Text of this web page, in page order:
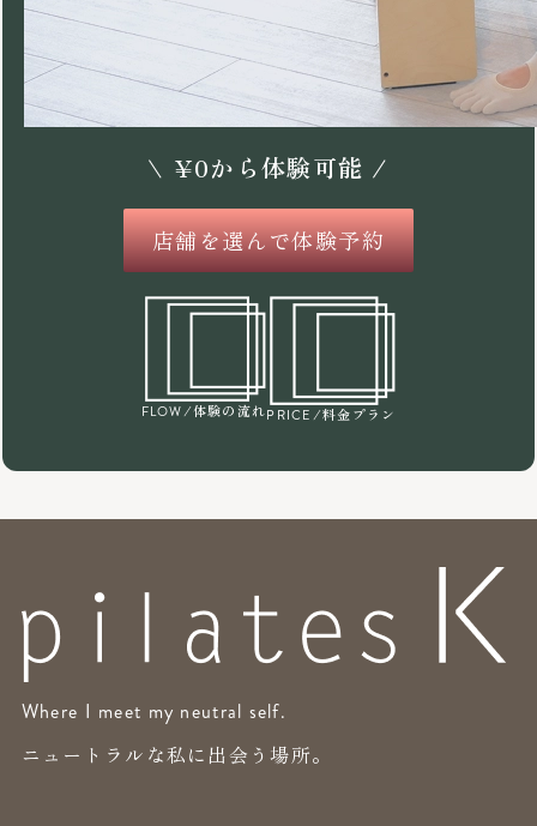
\ ¥0から体験可能 /
店舗を選んで体験予約
FLOW /体験の流れPRICE /料金プラン
Where I meet my neutral self.
ニュートラルな私に出会う場所。